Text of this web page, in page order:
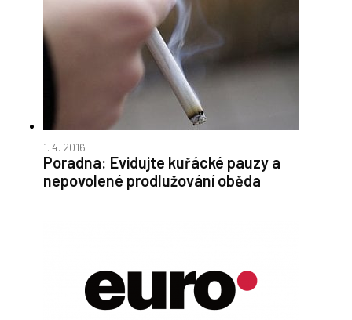
1. 4. 2016
Poradna: Evidujte kuřácké pauzy a
nepovolené prodlužování oběda